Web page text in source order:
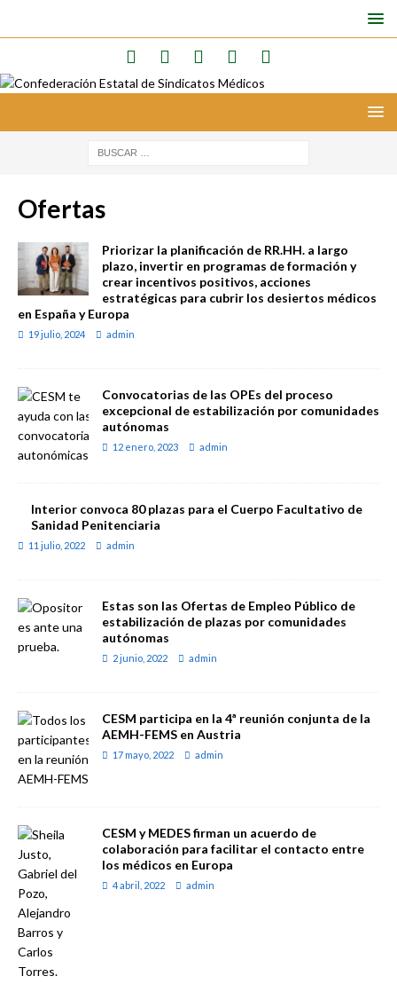
Ofertas
Priorizar la planificación de RR.HH. a largo
plazo, invertir en programas de formación y
crear incentivos positivos, acciones
estratégicas para cubrir los desiertos médicos
en España y Europa
19 julio, 2024 admin
Convocatorias de las OPEs del proceso
excepcional de estabilización por comunidades
autónomas
12 enero, 2023 admin
Interior convoca 80 plazas para el Cuerpo Facultativo de
Sanidad Penitenciaria
11 julio, 2022 admin
Estas son las Ofertas de Empleo Público de
estabilización de plazas por comunidades
autónomas
2 junio, 2022 admin
CESM participa en la 4ª reunión conjunta de la
AEMH-FEMS en Austria
17 mayo, 2022 admin
CESM y MEDES firman un acuerdo de
colaboración para facilitar el contacto entre
los médicos en Europa
4 abril, 2022 admin